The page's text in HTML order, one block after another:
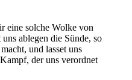
eine solche Wolke von
ablegen die Sünde, so
und lasset uns
der uns verordnet